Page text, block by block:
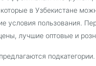
в Узбекистане
условия пользования.
лучшие оптовые и